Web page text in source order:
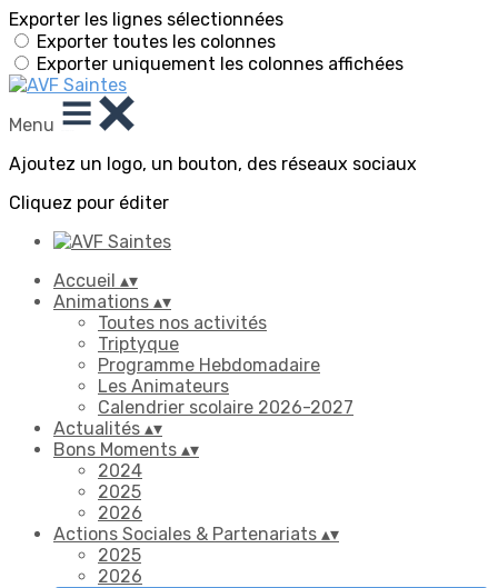
Exporter les lignes sélectionnées
Exporter toutes les colonnes
Exporter uniquement les colonnes affichées
Menu
Ajoutez un logo, un bouton, des réseaux sociaux
Cliquez pour éditer
Accueil ▴▾
Animations ▴▾
Toutes nos activités
Triptyque
Programme Hebdomadaire
Les Animateurs
Calendrier scolaire 2026-2027
Actualités ▴▾
Bons Moments ▴▾
2024
2025
2026
Actions Sociales & Partenariats ▴▾
2025
2026